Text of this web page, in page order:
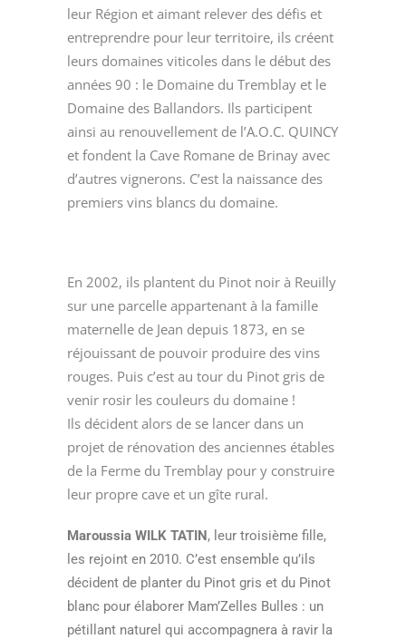
leur Région et aimant relever des défis et
entreprendre pour leur territoire, ils créent
leurs domaines viticoles dans le début des
années 90 : le Domaine du Tremblay et le
Domaine des Ballandors. Ils participent
ainsi au renouvellement de l’A.O.C. QUINCY
et fondent la Cave Romane de Brinay avec
d’autres vignerons. C’est la naissance des
premiers vins blancs du domaine.
En 2002, ils plantent du Pinot noir à Reuilly
sur une parcelle appartenant à la famille
maternelle de Jean depuis 1873, en se
réjouissant de pouvoir produire des vins
rouges. Puis c’est au tour du Pinot gris de
venir rosir les couleurs du domaine !
Ils décident alors de se lancer dans un
projet de rénovation des anciennes étables
de la Ferme du Tremblay pour y construire
leur propre cave et un gîte rural.
Maroussia WILK TATIN, leur troisième fille,
les rejoint en 2010. C’est ensemble qu’ils
décident de planter du Pinot gris et du Pinot
blanc pour élaborer Mam’Zelles Bulles : un
pétillant naturel qui accompagnera à ravir la